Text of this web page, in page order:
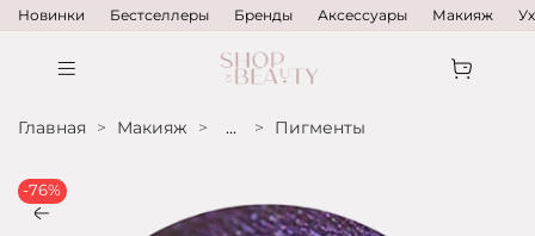
Новинки Бестселлеры Бренды Аксессуары Макияж
Главная Макияж ... Пигменты
-76%